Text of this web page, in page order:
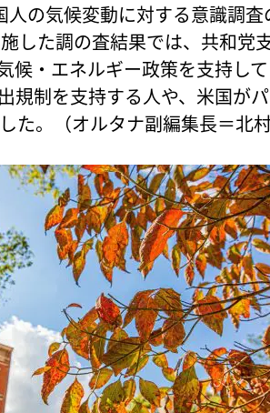
の気候変動に対する意識調査
した調の査結果では、共和党
候・エネルギー政策を支持し
規制を支持する人や、米国が
た。（オルタナ副編集長＝北村